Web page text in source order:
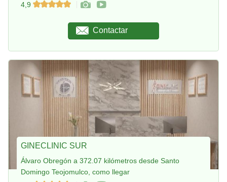
4,9
Contactar
GINECLINIC SUR
Álvaro Obregón a 372.07 kilómetros desde Santo
Domingo Teojomulco, como llegar